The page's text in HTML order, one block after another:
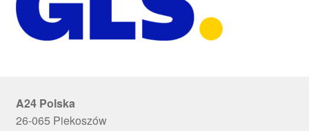
A24 Polska
26-065 Piekoszów